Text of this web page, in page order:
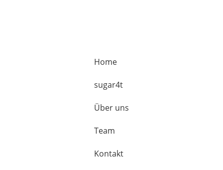
Home
sugar4t
Über uns
Team
Kontakt